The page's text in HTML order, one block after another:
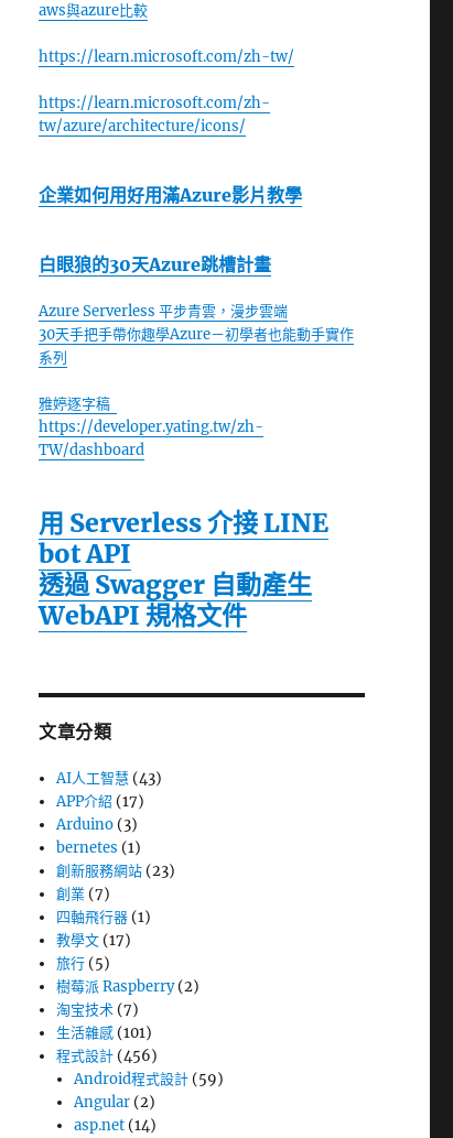
aws與azure比較
https://learn.microsoft.com/zh-tw/
https://learn.microsoft.com/zh-
tw/azure/architecture/icons/
企業如何用好用滿Azure影片教學
白眼狼的30天Azure跳槽計畫
Azure Serverless 平步青雲，漫步雲端
30天手把手帶你趣學Azure－初學者也能動手實作
系列
雅婷逐字稿
https://developer.yating.tw/zh-
TW/dashboard
用 Serverless 介接 LINE
bot API
透過 Swagger 自動產生
WebAPI 規格文件
文章分類
AI人工智慧 (43)
APP介紹 (17)
Arduino (3)
bernetes (1)
創新服務網站 (23)
創業 (7)
四軸飛行器 (1)
教學文 (17)
旅行 (5)
樹莓派 Raspberry(2)
淘宝技术 (7)
生活雜感 (101)
程式設計 (456)
Android程式設計 (59)
Angular (2)
asp.net (14)